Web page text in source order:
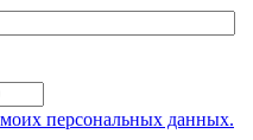
персональных данных.